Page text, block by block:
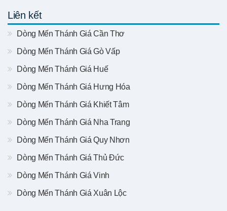
Liên kết
Dòng Mến Thánh Giá Cần Thơ
Dòng Mến Thánh Giá Gò Vấp
Dòng Mến Thánh Giá Huế
Dòng Mến Thánh Giá Hưng Hóa
Dòng Mến Thánh Giá Khiết Tâm
Dòng Mến Thánh Giá Nha Trang
Dòng Mến Thánh Giá Quy Nhơn
Dòng Mến Thánh Giá Thủ Đức
Dòng Mến Thánh Giá Vinh
Dòng Mến Thánh Giá Xuân Lộc